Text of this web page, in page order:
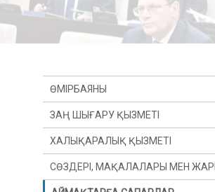
ӨМІРБАЯНЫ
ЗАҢ ШЫҒАРУ ҚЫЗМЕТІ
ХАЛЫҚАРАЛЫҚ ҚЫЗМЕТІ
СӨЗДЕРІ, МАҚАЛАЛАРЫ МЕН